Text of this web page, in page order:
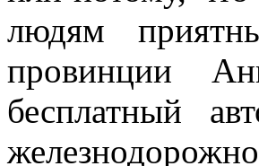
людям
провинции
бесплатный